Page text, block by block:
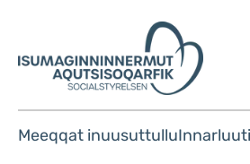
Meeqqat inuusuttullu